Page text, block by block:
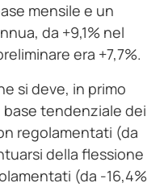
mensile e un
da +9,1% nel
era +7,7%.
si deve, in primo
tendenziale dei
regolamentati (da
della flessione
(da -16,4%